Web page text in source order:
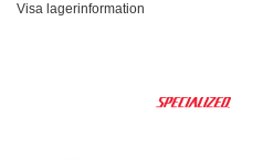
Visa lagerinformation